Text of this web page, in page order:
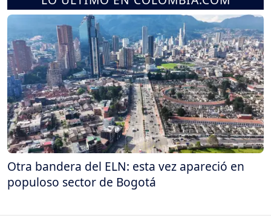
Otra bandera del ELN: esta vez apareció en
populoso sector de Bogotá